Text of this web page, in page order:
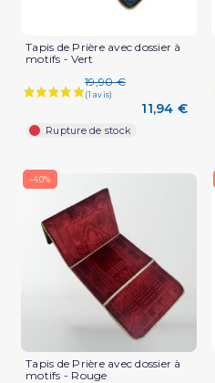
Tapis de Prière avec dossier à
motifs - Vert
19,90 €
11,94 €
Rupture de stock
-40%
Tapis de Prière avec dossier à
motifs - Rouge